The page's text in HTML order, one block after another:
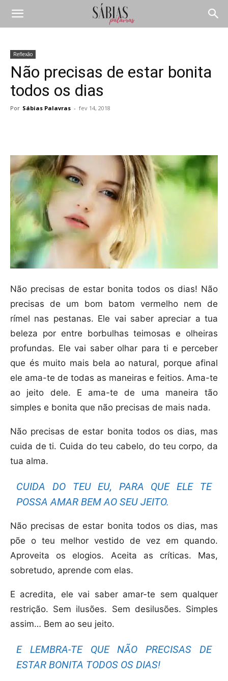
Reflexão
Não precisas de estar bonita
todos os dias
Por Sábias Palavras - fev 14, 2018
Não precisas de estar bonita todos os dias! Não
precisas de um bom batom vermelho nem de
rímel nas pestanas. Ele vai saber apreciar a tua
beleza por entre borbulhas teimosas e olheiras
profundas. Ele vai saber olhar para ti e perceber
que és muito mais bela ao natural, porque afinal
ele ama-te de todas as maneiras e feitios. Ama-te
ao jeito dele. E ama-te de uma maneira tão
simples e bonita que não precisas de mais nada.
Não precisas de estar bonita todos os dias, mas
cuida de ti. Cuida do teu cabelo, do teu corpo, da
tua alma.
CUIDA DO TEU EU, PARA QUE ELE TE
POSSA AMAR BEM AO SEU JEITO.
Não precisas de estar bonita todos os dias, mas
põe o teu melhor vestido de vez em quando.
Aproveita os elogios. Aceita as críticas. Mas,
sobretudo, aprende com elas.
E acredita, ele vai saber amar-te sem qualquer
restrição. Sem ilusões. Sem desilusões. Simples
assim… Bem ao seu jeito.
E LEMBRA-TE QUE NÃO PRECISAS DE
ESTAR BONITA TODOS OS DIAS!